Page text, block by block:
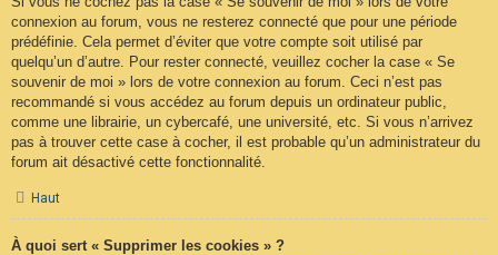
connexion au forum, vous ne resterez connecté que pour une période
prédéfinie. Cela permet d’éviter que votre compte soit utilisé par
quelqu’un d’autre. Pour rester connecté, veuillez cocher la case « Se
souvenir de moi » lors de votre connexion au forum. Ceci n’est pas
recommandé si vous accédez au forum depuis un ordinateur public,
comme une librairie, un cybercafé, une université, etc. Si vous n’arrivez
pas à trouver cette case à cocher, il est probable qu’un administrateur du
forum ait désactivé cette fonctionnalité.
Haut
À quoi sert « Supprimer les cookies » ?